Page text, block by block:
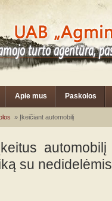
Apie mus Paskolos
» Įkeičiant automobilį
su